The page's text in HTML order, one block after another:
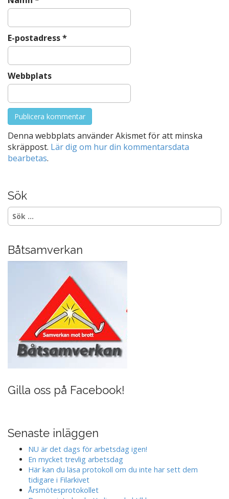
E-postadress*
Webbplats
Denna webbplats använder Akismet för att minska
skräppost. Lär dig om hur din kommentarsdata
bearbetas.
Sök
Sök
efter:
Båtsamverkan
Gilla oss på Facebook!
Senaste inläggen
NU är det dags för arbetsdag igen!
En mycket trevlig arbetsdag
Här kan du läsa protokoll om du inte har sett dem
tidigare i Filarkivet
Årsmötesprotokollet